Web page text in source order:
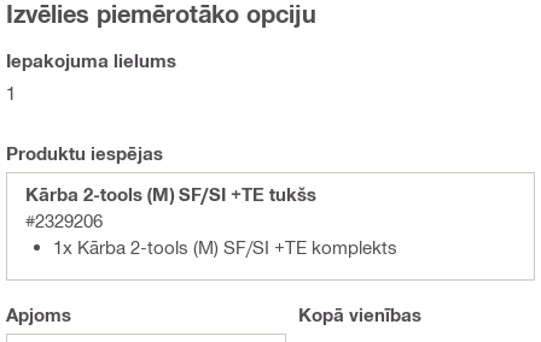
Izvēlies piemērotāko opciju
Iepakojuma lielums
1
Produktu iespējas
Kārba 2-tools (M) SF/SI +TE tukšs
#2329206
1x Kārba 2-tools (M) SF/SI +TE komplekts
Apjoms Kopā vienības